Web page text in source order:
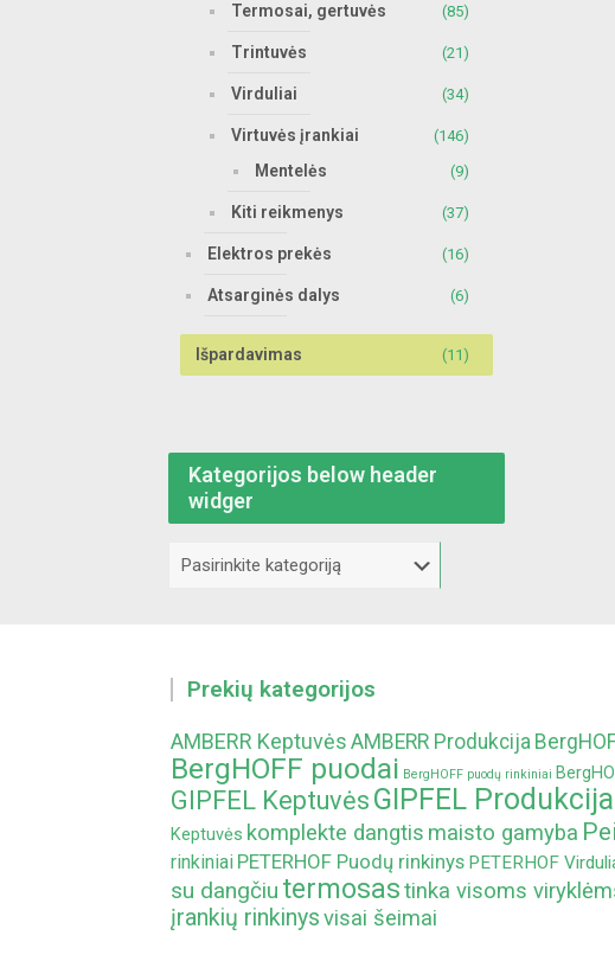
Termosai, gertuvės (85)
Trintuvės (21)
Virduliai (34)
Virtuvės įrankiai (146)
Mentelės (9)
Kiti reikmenys (37)
Elektros prekės (16)
Atsarginės dalys (6)
Išpardavimas (11)
Kategorijos below header
widger
Prekių kategorijos
AMBERR Keptuvės AMBERR Produkcija
BergHOFF puodai BergHOFF puodų rinkiniai
GIPFEL Keptuvės GIPFEL Produkcija
Keptuvės komplekte dangtis maisto gamyba
rinkiniai PETERHOF Puodų rinkinys PETERHOF
su dangčiu termosastinka visoms
įrankių rinkinysvisai šeimai